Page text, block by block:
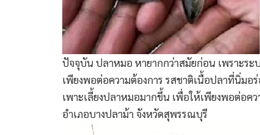
ปัจจุบัน ปลาหมอ หายากกว่าสมัยก่อน เพราะร
เพียงพอต่อความต้องการ รสชาติเนื้อปลาที่นิ่ม
เพาะเลี้ยงปลาหมอมากขึ้น เพื่อให้เพียงพอต่อ
อำเภอบางปลาม้า จังหวัดสุพรรณบุรี